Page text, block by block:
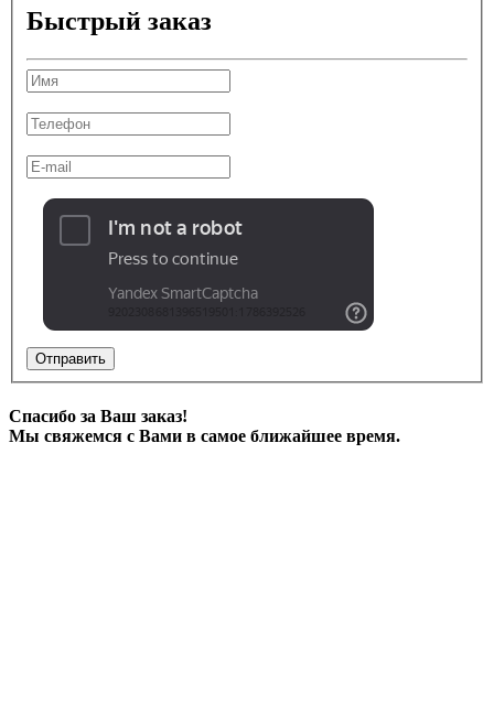
Быстрый заказ
Отправить
Спасибо за Ваш заказ!
Мы свяжемся с Вами в самое ближайшее время.